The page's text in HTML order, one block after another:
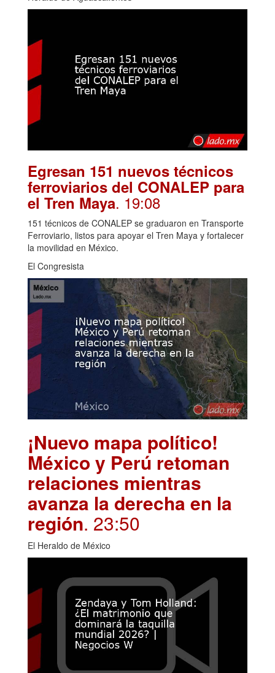
Egresan 151 nuevos técnicos
ferroviarios del CONALEP para
el Tren Maya. 19:08
151 técnicos de CONALEP se graduaron en Transporte
Ferroviario, listos para apoyar el Tren Maya y fortalecer
la movilidad en México.
El Congresista
¡Nuevo mapa político!
México y Perú retoman
relaciones mientras
avanza la derecha en la
región. 23:50
El Heraldo de México